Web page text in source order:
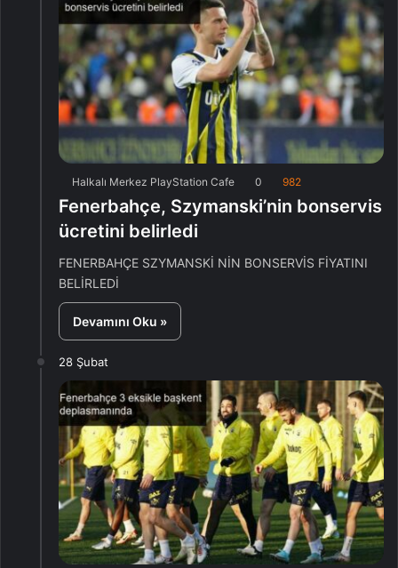
Halkalı Merkez PlayStation Cafe 0 982
Fenerbahçe, Szymanski’nin bonservis
ücretini belirledi
FENERBAHÇE SZYMANSKİ NİN BONSERVİS FİYATINI
BELİRLEDİ
Devamını Oku »
28 Şubat